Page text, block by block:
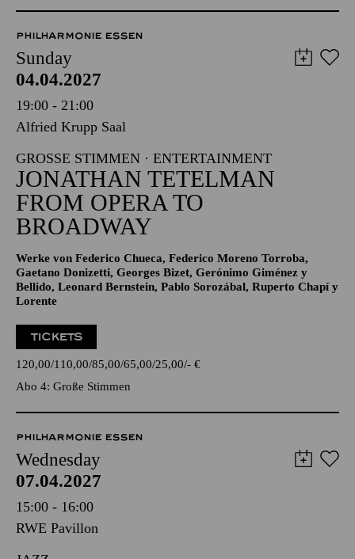
PHILHARMONIE ESSEN
Sunday
04.04.2027
19:00 - 21:00
Alfried Krupp Saal
GROSSE STIMMEN · ENTERTAINMENT
JONATHAN TETELMAN
FROM OPERA TO
BROADWAY
Werke von Federico Chueca, Federico Moreno Torroba,
Gaetano Donizetti, Georges Bizet, Gerónimo Giménez y
Bellido, Leonard Bernstein, Pablo Sorozábal, Ruperto Chapí y
Lorente
TICKETS
120,00 110,00 85,00 65,00 25,00 - €
Abo 4: Große Stimmen
PHILHARMONIE ESSEN
Wednesday
07.04.2027
15:00 - 16:00
RWE Pavillon